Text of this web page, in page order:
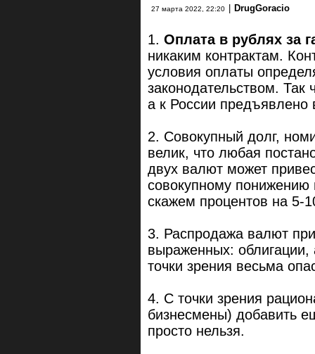
27 марта 2022, 22:20 | DrugGoracio
1. Оплата в рублях за
никаким контрактам.
условия оплаты
законодательством. Так
а к России предъявлено
2. Совокупный долг,
велик, что любая
двух валют может
совокупному понижению
скажем процентов на 5-
3. Распродажа валют
выраженных: облигации,
точки зрения весьма
4. С точки зрения
бизнесмены) добавить
просто нельзя.